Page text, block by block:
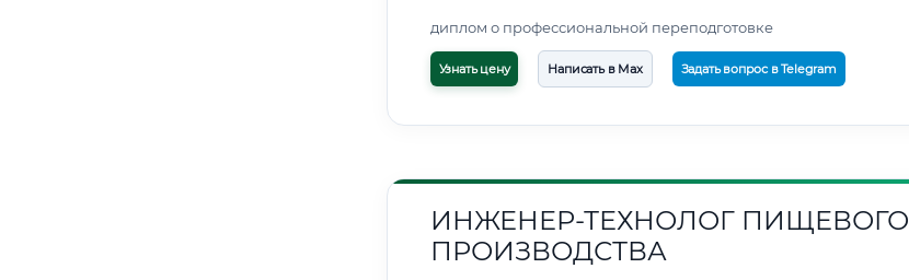
диплом о профессиональной переподготовке
Узнать цену Написать в Max Задать вопрос в Telegram
ИНЖЕНЕР-ТЕХНОЛОГ ПИЩЕВОГО
ПРОИЗВОДСТВА